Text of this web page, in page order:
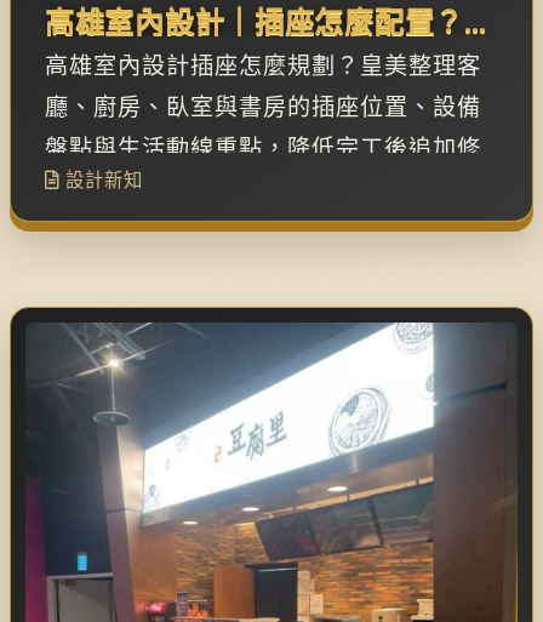
高雄室內設計｜插座怎麼配置？客
廳、廚房、臥室與書房規劃
高雄室內設計插座怎麼規劃？皇美整理客
廳、廚房、臥室與書房的插座位置、設備
盤點與生活動線重點，降低完工後追加修
改。
設計新知